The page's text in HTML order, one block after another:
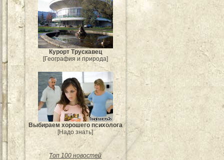
Курорт Трускавец
[География и природа]
Выбираем хорошего психолога
[Надо знать]
Топ 100 новостей